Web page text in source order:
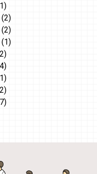
(2)
(2)
(1)